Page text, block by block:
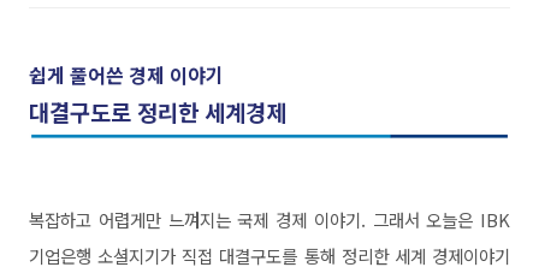
쉽게 풀어쓴 경제 이야기
대결구도로 정리한 세계경제
복잡하고 어렵게만 느껴지는 국제 경제 이야기. 그래서 오늘은 IBK
기업은행 소셜지기가 직접 대결구도를 통해 정리한 세계 경제이야기